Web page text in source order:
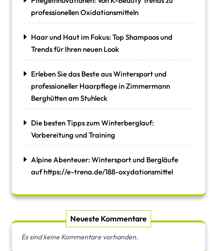
professionellen Oxidationsmitteln
Haar und Haut im Fokus: Top Shampoos und
Trends für Ihren neuen Look
Erleben Sie das Beste aus Wintersport und
professioneller Haarpflege in Zimmermann
Berghütten am Stuhleck
Die besten Tipps zum Winterberglauf:
Vorbereitung und Training
Alpine Abenteuer: Wintersport und Bergläufe
auf https://e-trena.de/188-oxydationsmittel
Neueste Kommentare
Es sind keine Kommentare vorhanden.